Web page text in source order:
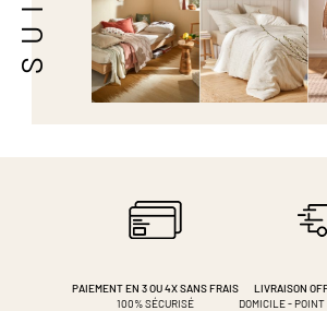
PAIEMENT EN 3 OU 4XSANS FRAIS
100% SÉCURISÉ
LIVRAISON
DOMICILE -